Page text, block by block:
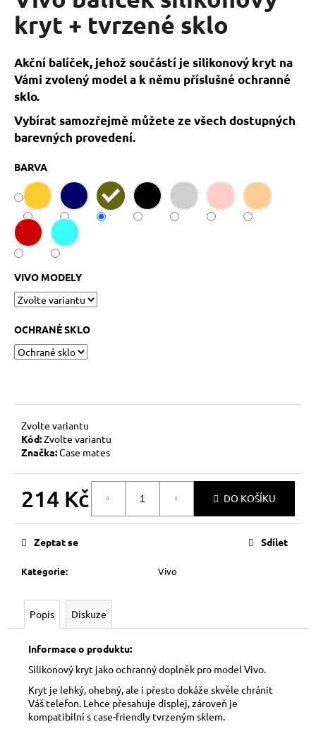
0,0
hvězdiček.
kryt + tvrzené sklo
Akční balíček, jehož součástí je silikonový kryt na
Vámi zvolený model a k němu příslušné ochranné
sklo.
Vybírat samozřejmě můžete ze všech dostupných
barevných provedení.
BARVA
VIVO MODELY
OCHRANÉ SKLO
Zvolte variantu
Kód:Zvolte variantu
Značka:Case mates
214 Kč DO KOŠÍKU
Kategorie: Vivo
Zeptat se Sdílet
Popis Diskuze
Informace o produktu:
Silikonový kryt jako ochranný doplněk pro model Vivo.
Kryt je lehký, ohebný, ale i přesto dokáže skvěle chránit
Váš telefon. Lehce přesahuje displej, zároveň je
kompatibilní s case-friendly tvrzeným sklem.
a
j
í
t
?
D
o
p
o
r
u
u
j
e